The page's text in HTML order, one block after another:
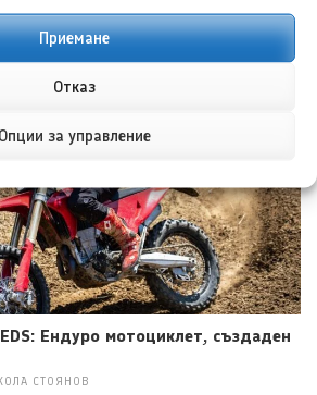
Приемане
Отказ
Опции за управление
Ендуро мотоциклет, създаден
СТОЯНОВ